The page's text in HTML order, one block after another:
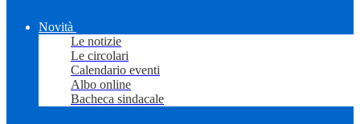
Novità
Le notizie
Le circolari
Calendario eventi
Albo online
Bacheca sindacale